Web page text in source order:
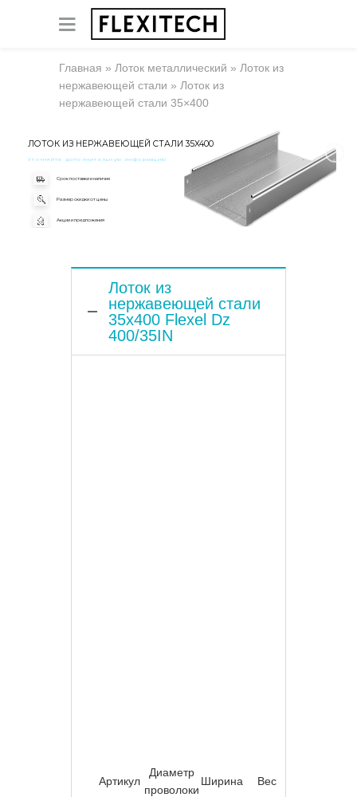
Главная » Лоток металлический » Лоток из
нержавеющей стали » Лоток из
нержавеющей стали 35×400
ЛОТОК ИЗ НЕРЖАВЕЮЩЕЙ СТАЛИ 35X400
Уточняйте дополнительную информацию
Срок поставки и наличие
Размер скидки от цены
Акции и предложения
Лоток из
нержавеющей стали
35x400 Flexel Dz
400/35IN
Артикул
Диаметр
проволоки
Ширина Вес